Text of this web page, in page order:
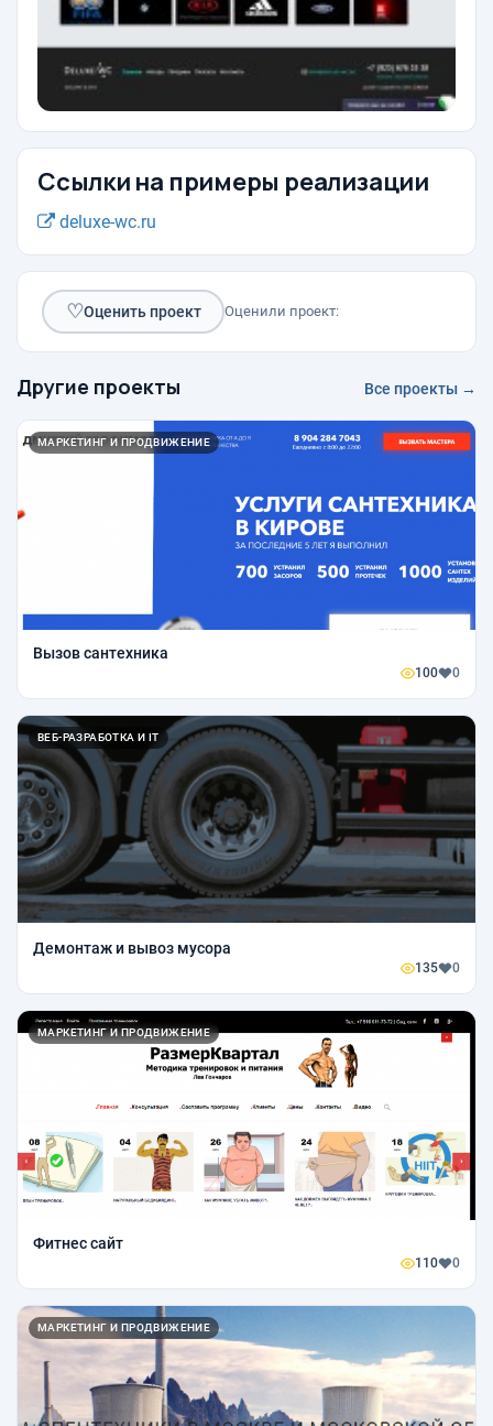
Ссылки на примеры реализации
deluxe-wc.ru
♡Оценить проект Оценили проект:
Другие проекты Все проекты →
МАРКЕТИНГ И ПРОДВИЖЕНИЕ
Вызов сантехника
100 0
ВЕБ-РАЗРАБОТКА И IT
Демонтаж и вывоз мусора
135 0
МАРКЕТИНГ И ПРОДВИЖЕНИЕ
Фитнес сайт
110 0
МАРКЕТИНГ И ПРОДВИЖЕНИЕ